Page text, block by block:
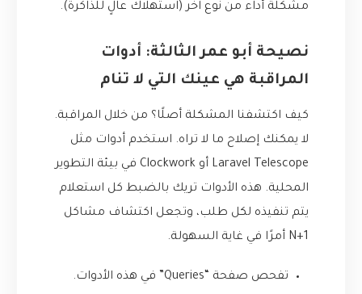
مشكلة أداء من نوع آخر (استهلاك عالٍ للذاكرة).
نصيحة أبو عمر الثالثة: أدوات
المراقبة هي عينك التي لا تنام
كيف اكتشفنا المشكلة أصلًا؟ من خلال المراقبة.
لا يمكنك إصلاح ما لا تراه. استخدم أدوات مثل
Laravel Telescope أو Clockwork في بيئة التطوير
المحلية. هذه الأدوات تريك بالضبط كل استعلام
يتم تنفيذه لكل طلب، وتجعل اكتشاف مشاكل
N+1 أمرًا في غاية السهولة.
تفحص صفحة “Queries” في هذه الأدوات.